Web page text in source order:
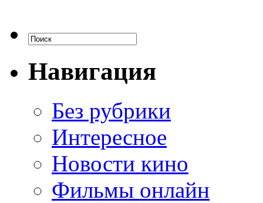
Навигация
Без рубрики
Интересное
Новости кино
Фильмы онлайн